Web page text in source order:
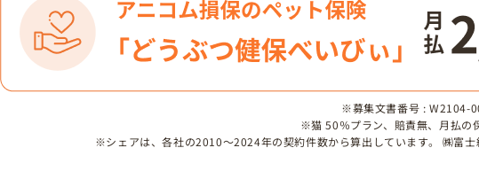
※募集文書番号 : W2104-
※猫 50％プラン、賠責無、月払の
※シェアは、各社の2010～2024年の契約件数から算出しています。 ㈱富